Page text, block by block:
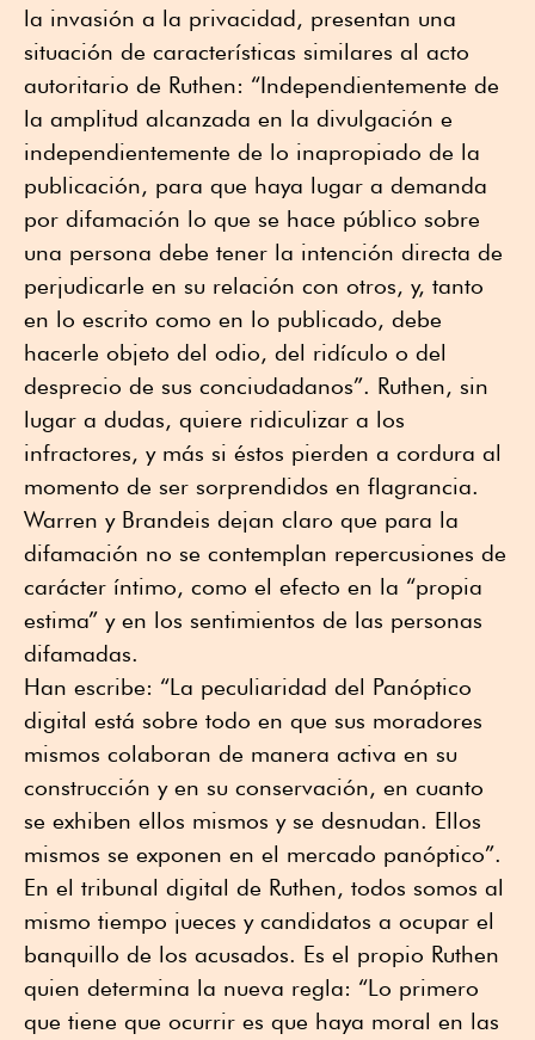
la invasión a la privacidad, presentan una
situación de características similares al acto
autoritario de Ruthen: “Independientemente de
la amplitud alcanzada en la divulgación e
independientemente de lo inapropiado de la
publicación, para que haya lugar a demanda
por difamación lo que se hace público sobre
una persona debe tener la intención directa de
perjudicarle en su relación con otros, y, tanto
en lo escrito como en lo publicado, debe
hacerle objeto del odio, del ridículo o del
desprecio de sus conciudadanos”. Ruthen, sin
lugar a dudas, quiere ridiculizar a los
infractores, y más si éstos pierden a cordura al
momento de ser sorprendidos en flagrancia.
Warren y Brandeis dejan claro que para la
difamación no se contemplan repercusiones de
carácter íntimo, como el efecto en la “propia
estima” y en los sentimientos de las personas
difamadas.
Han escribe: “La peculiaridad del Panóptico
digital está sobre todo en que sus moradores
mismos colaboran de manera activa en su
construcción y en su conservación, en cuanto
se exhiben ellos mismos y se desnudan. Ellos
mismos se exponen en el mercado panóptico”.
En el tribunal digital de Ruthen, todos somos al
mismo tiempo jueces y candidatos a ocupar el
banquillo de los acusados. Es el propio Ruthen
quien determina la nueva regla: “Lo primero
que tiene que ocurrir es que haya moral en las